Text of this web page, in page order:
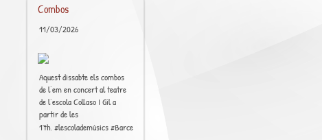
Combos
11/03/2026
Aquest dissabte els combos
de l’em en concert al teatre
de l’escola Collaso I Gil a
partir de les
17h. #lescolademúsics #Barcelona #Raval